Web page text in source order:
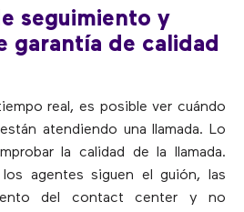
seguimiento y
garantía de calidad
real, es posible ver cuándo
atendiendo una llamada. Lo
la calidad de la llamada.
los agentes siguen el guión, las
del contact center y no